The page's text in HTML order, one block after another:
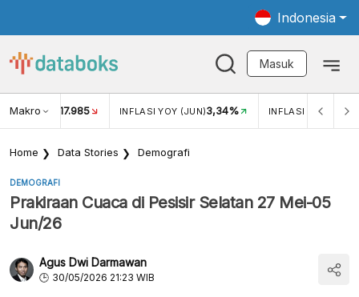
Indonesia
Masuk
Makro
USD/IDR 17.985 INFLASI YOY (JUN)3,34% INFLASI MOM
Home Data Stories Demografi
DEMOGRAFI
Prakiraan Cuaca di Pesisir Selatan 27 Mei-05
Jun/26
Agus Dwi Darmawan
30/05/2026 21:23 WIB